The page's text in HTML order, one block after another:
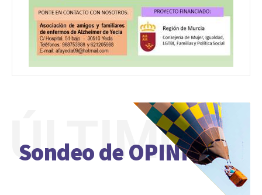
Sondeo de OPINIÓN
ÚLTIMO